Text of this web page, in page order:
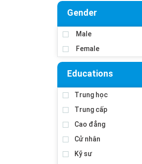
Gender
Male
Female
Educations
Trung học
Trung cấp
Cao đẳng
Cử nhân
Kỹ sư